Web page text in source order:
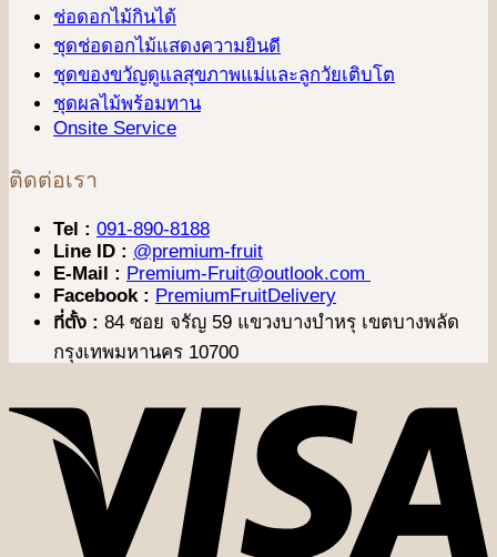
ช่อดอกไม้กินได้
ชุดช่อดอกไม้แสดงความยินดี
ชุดของขวัญดูแลสุขภาพแม่และลูกวัยเติบโต
ชุดผลไม้พร้อมทาน
Onsite Service
ติดต่อเรา
Tel : 091-890-8188
Line ID : @premium-fruit
E-Mail : Premium-Fruit@outlook.com
Facebook : PremiumFruitDelivery
ที่ตั้ง : 84 ซอย จรัญ 59 แขวงบางบำหรุ เขตบางพลัด
กรุงเทพมหานคร 10700